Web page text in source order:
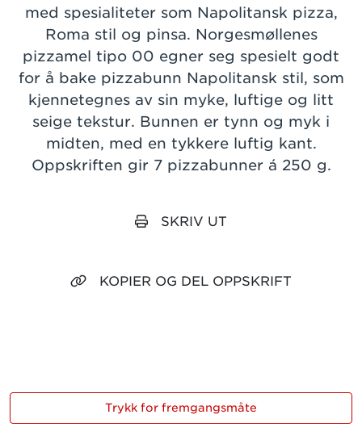
med spesialiteter som Napolitansk pizza,
Roma stil og pinsa. Norgesmøllenes
pizzamel tipo 00 egner seg spesielt godt
for å bake pizzabunn Napolitansk stil, som
kjennetegnes av sin myke, luftige og litt
seige tekstur. Bunnen er tynn og myk i
midten, med en tykkere luftig kant.
Oppskriften gir 7 pizzabunner á 250 g.
SKRIV UT
KOPIER OG DEL OPPSKRIFT
Trykk for fremgangsmåte